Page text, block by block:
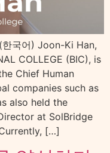
국어) Joon-Ki Han,
COLLEGE (BIC), is
Chief Human
companies such as
also held the
at SolBridge
[…]